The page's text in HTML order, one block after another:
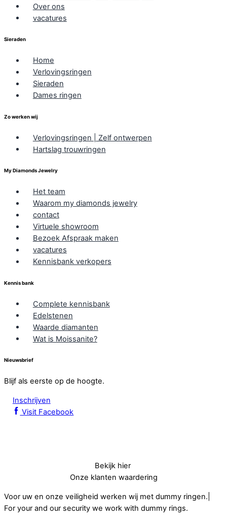
Over ons
vacatures
Sieraden
Home
Verlovingsringen
Sieraden
Dames ringen
Zo werken wij
Verlovingsringen | Zelf ontwerpen
Hartslag trouwringen
My Diamonds Jewelry
Het team
Waarom my diamonds jewelry
contact
Virtuele showroom
Bezoek Afspraak maken
vacatures
Kennisbank verkopers
Kennis bank
Complete kennisbank
Edelstenen
Waarde diamanten
Wat is Moissanite?
Nieuwsbrief
Blijf als eerste op de hoogte.
Inschrijven
Visit Facebook
Bekijk hier
Onze klanten waardering
Voor uw en onze veiligheid werken wij met dummy ringen.|
For your and our security we work with dummy rings.